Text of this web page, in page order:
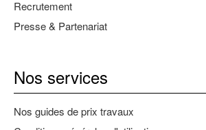
Recrutement
Presse & Partenariat
Nos services
Nos guides de prix travaux